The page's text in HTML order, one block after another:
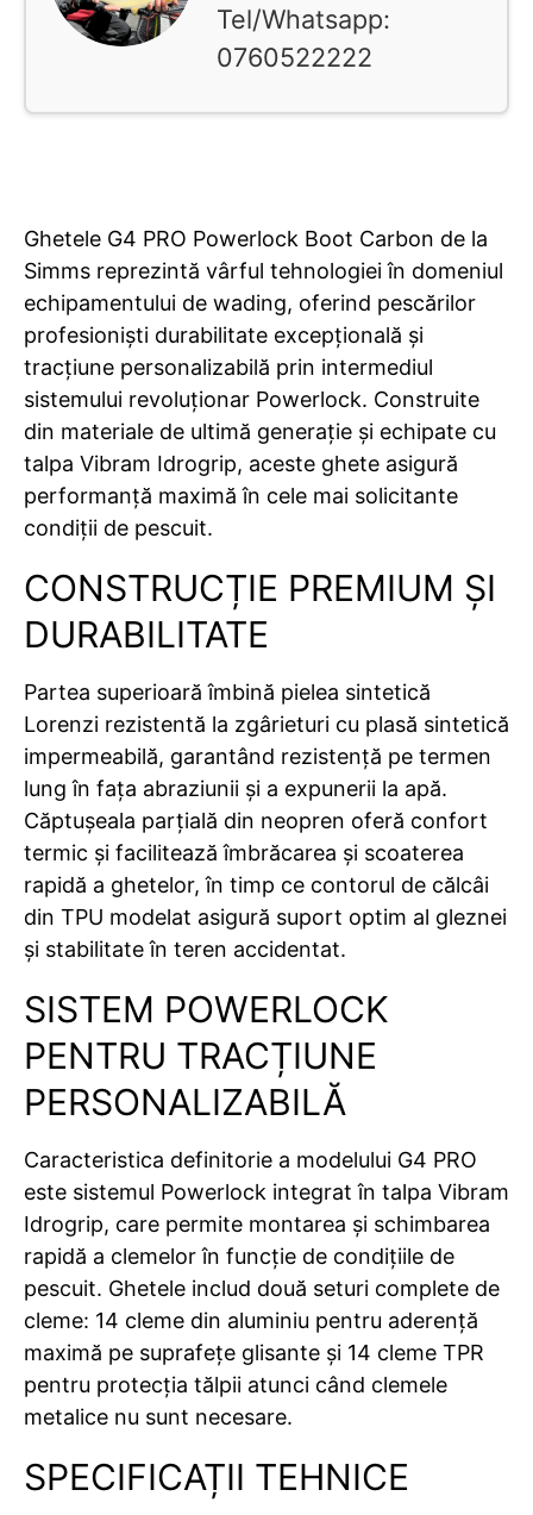
Tel/Whatsapp:
0760522222
Ghetele G4 PRO Powerlock Boot Carbon de la
Simms reprezintă vârful tehnologiei în domeniul
echipamentului de wading, oferind pescărilor
profesioniști durabilitate excepțională și
tracțiune personalizabilă prin intermediul
sistemului revoluționar Powerlock. Construite
din materiale de ultimă generație și echipate cu
talpa Vibram Idrogrip, aceste ghete asigură
performanță maximă în cele mai solicitante
condiții de pescuit.
CONSTRUCȚIE PREMIUM ȘI
DURABILITATE
Partea superioară îmbină pielea sintetică
Lorenzi rezistentă la zgârieturi cu plasă sintetică
impermeabilă, garantând rezistență pe termen
lung în fața abraziunii și a expunerii la apă.
Căptușeala parțială din neopren oferă confort
termic și facilitează îmbrăcarea și scoaterea
rapidă a ghetelor, în timp ce contorul de călcâi
din TPU modelat asigură suport optim al gleznei
și stabilitate în teren accidentat.
SISTEM POWERLOCK
PENTRU TRACȚIUNE
PERSONALIZABILĂ
Caracteristica definitorie a modelului G4 PRO
este sistemul Powerlock integrat în talpa Vibram
Idrogrip, care permite montarea și schimbarea
rapidă a clemelor în funcție de condițiile de
pescuit. Ghetele includ două seturi complete de
cleme: 14 cleme din aluminiu pentru aderență
maximă pe suprafețe glisante și 14 cleme TPR
pentru protecția tălpii atunci când clemele
metalice nu sunt necesare.
SPECIFICAȚII TEHNICE